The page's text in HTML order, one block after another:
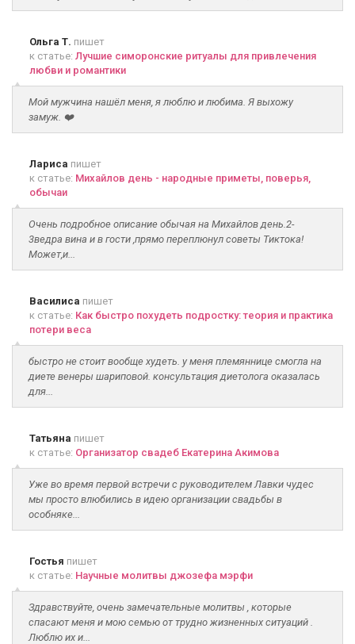
Ольга Т. пишет
к статье: Лучшие симоронские ритуалы для привлечения
любви и романтики
Мой мужчина нашёл меня, я люблю и любима. Я выхожу
замуж. ❤️
Лариса пишет
к статье: Михайлов день - народные приметы, поверья,
обычаи
Очень подробное описание обычая на Михайлов день.2-
3ведра вина и в гости ,прямо переплюнул советы Тиктока!
Может,и...
Василиса пишет
к статье: Как быстро похудеть подростку: теория и практика
потери веса
быстро не стоит вообще худеть. у меня племяннице смогла на
диете венеры шариповой. консультация диетолога оказалась
для...
Татьяна пишет
к статье: Организатор свадеб Екатерина Акимова
Уже во время первой встречи с руководителем Лавки чудес
мы просто влюбились в идею организации свадьбы в
особняке...
Гостья пишет
к статье: Научные молитвы джозефа мэрфи
Здравствуйте, очень замечательные молитвы , которые
спасают меня и мою семью от трудно жизненных ситуаций .
Люблю их и...